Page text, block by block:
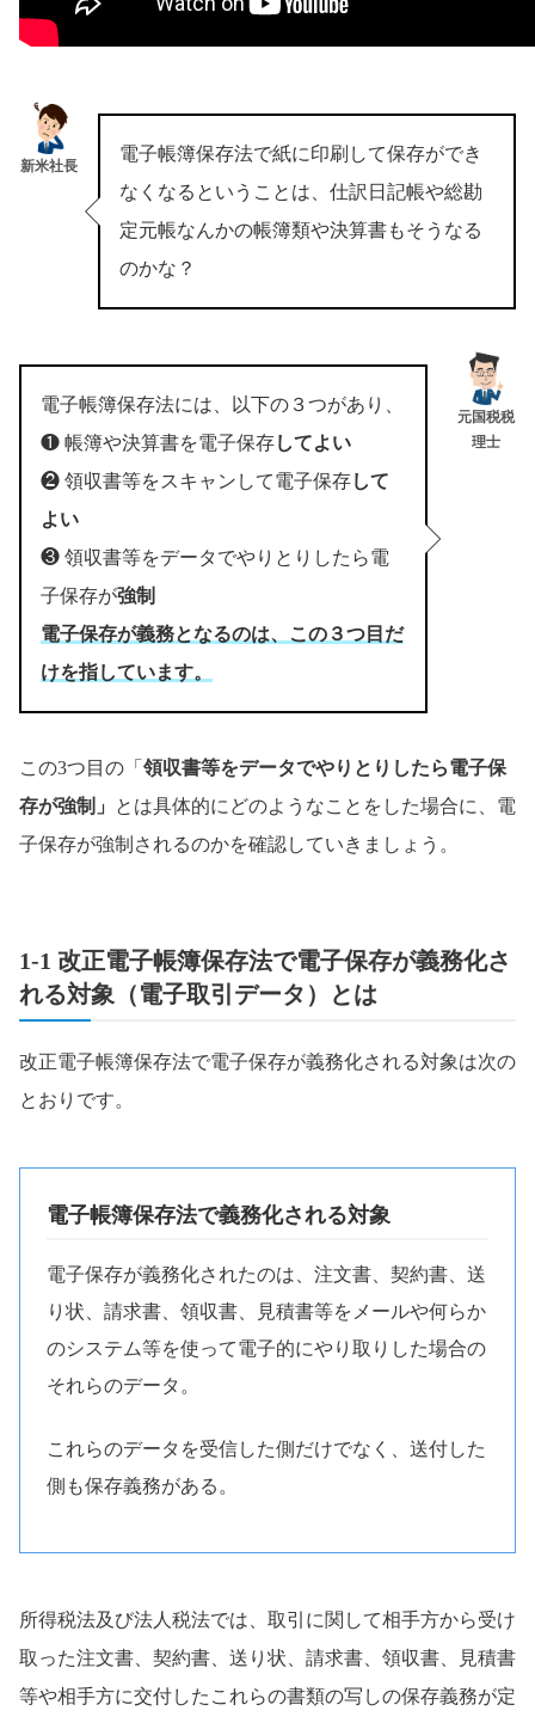
新米社長
電子帳簿保存法で紙に印刷して保存ができ
なくなるということは、仕訳日記帳や総勘
定元帳なんかの帳簿類や決算書もそうなる
のかな？
電子帳簿保存法には、以下の３つがあり、
❶ 帳簿や決算書を電子保存してよい
❷ 領収書等をスキャンして電子保存して
よい
❸ 領収書等をデータでやりとりしたら電
子保存が強制
電子保存が義務となるのは、この３つ目だ
けを指しています。
元国税税
理士
この3つ目の「 領収書等をデータでやりとりしたら電子保
存が強制」
とは具体的にどのようなことをした場合に、電
子保存が強制されるのかを確認していきましょう。
1-1 改正電子帳簿保存法で電子保存が義務化さ
れる対象（電子取引データ）とは
改正電子帳簿保存法で電子保存が義務化される対象は次の
とおりです。
電子帳簿保存法で義務化される対象
電子保存が義務化されたのは、注文書、契約書、送
り状、請求書、領収書、見積書等をメールや何らか
のシステム等を使って電子的にやり取りした場合の
それらのデータ。
これらのデータを受信した側だけでなく、送付した
側も保存義務がある。
所得税法及び法人税法では、取引に関して相手方から受け
取った注文書、契約書、送り状、請求書、領収書、見積書
等や相手方に交付したこれらの書類の写しの保存義務が定